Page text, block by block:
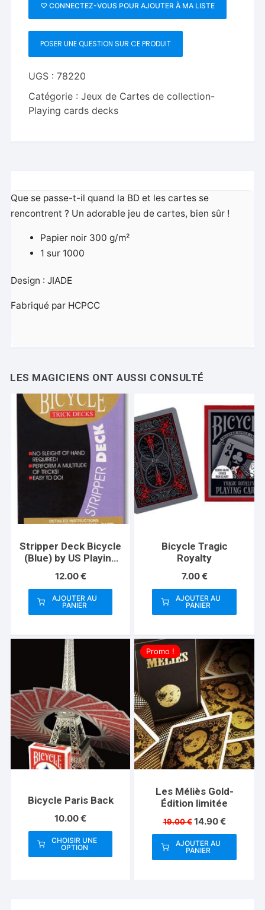
Playing
Cards
♡ CONNECTEZ-VOUS POUR AJOUTER À MA LISTE
POSER UNE QUESTION SUR CE PRODUIT
UGS :78220
Catégorie :Jeux de Cartes de collection-
Playing cards decks
Que se passe-t-il quand la BD et les cartes se
rencontrent ? Un adorable jeu de cartes, bien sûr !
Papier noir 300 g/m²
1 sur 1000
Design : JIADE
Fabriqué par HCPCC
Stripper Deck Bicycle
(Blue) by US Playing
12.00€
AJOUTER AU
PANIER
Bicycle Tragic
Royalty
7.00€
AJOUTER AU
PANIER
Bicycle Paris Back
10.00€
CHOISIR UNE
OPTION
Ce
Promo !
Les Méliès Gold-
Édition limitée
19.00€ Le
initial
était :
19.00 €.
14.90€Le
14.90 €.
AJOUTER AU
PANIER